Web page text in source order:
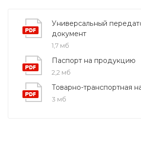
Универсальный
документ
1,7 мб
Паспорт на продукцию
2,2 мб
Товарно-транспортная
3 мб